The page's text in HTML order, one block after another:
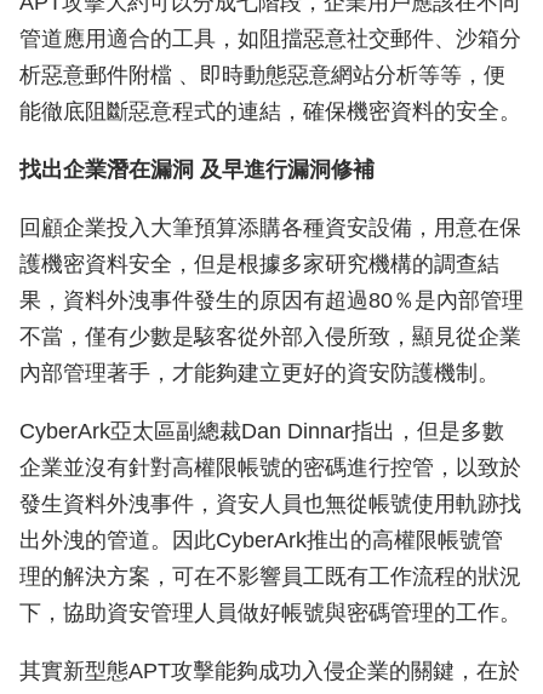
管道應用適合的工具，如阻擋惡意社交郵件、沙箱分
析惡意郵件附檔 、即時動態惡意網站分析等等，便
能徹底阻斷惡意程式的連結，確保機密資料的安全。
找出企業潛在漏洞 及早進行漏洞修補
回顧企業投入大筆預算添購各種資安設備，用意在保
護機密資料安全，但是根據多家研究機構的調查結
果，資料外洩事件發生的原因有超過80％是內部管理
不當，僅有少數是駭客從外部入侵所致，顯見從企業
內部管理著手，才能夠建立更好的資安防護機制。
CyberArk亞太區副總裁Dan Dinnar指出，但是多數
企業並沒有針對高權限帳號的密碼進行控管，以致於
發生資料外洩事件，資安人員也無從帳號使用軌跡找
出外洩的管道。因此CyberArk推出的高權限帳號管
理的解決方案，可在不影響員工既有工作流程的狀況
下，協助資安管理人員做好帳號與密碼管理的工作。
其實新型態APT攻擊能夠成功入侵企業的關鍵，在於